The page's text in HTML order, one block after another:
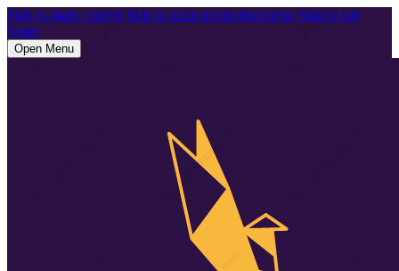
Skip to main content Skip to main navigation menu Skip to site
footer
Open Menu